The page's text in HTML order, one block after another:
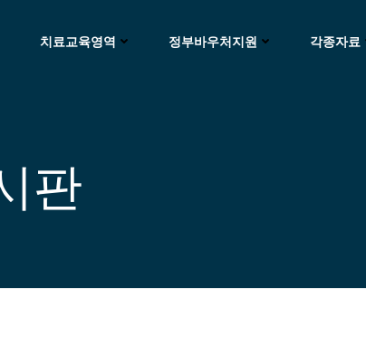
치료교육영역 정부바우처지원 각종자료
판